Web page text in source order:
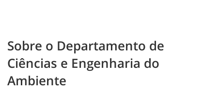
Sobre o Departamento de
Ciências e Engenharia do
Ambiente